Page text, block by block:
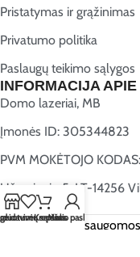
Pristatymas ir grąžinimas
Privatumo politika
Paslaugų teikimo sąlygos
INFORMACIJA
Domo lazeriai, MB
Įmonės ID: 305344823
PVM MOKĖTOJO
Užugriovio 5, LT-14256
Visos teisės saugomos
sąrašas
Krepšelis
Mano paskyra